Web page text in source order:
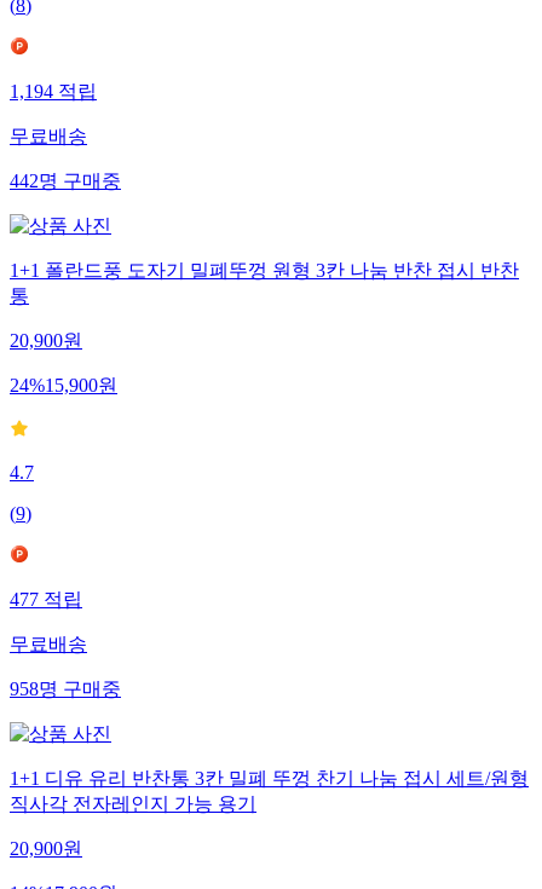
(8)
1,194적립
무료배송
442명구매중
1+1 폴란드풍 도자기 밀폐뚜껑 원형 3칸 나눔 반찬 접시 반찬
통
20,900원
24%15,900원
4.7
(9)
477적립
무료배송
958명구매중
1+1 디유 유리 반찬통 3칸 밀폐 뚜껑 찬기 나눔 접시 세트/원형
직사각 전자레인지 가능 용기
20,900원